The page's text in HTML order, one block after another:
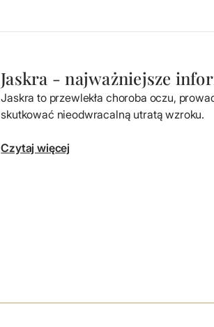
Jaskra - najważniejsze
Jaskra to przewlekła choroba oczu,
skutkować nieodwracalną utratą wzroku.
Czytaj więcej